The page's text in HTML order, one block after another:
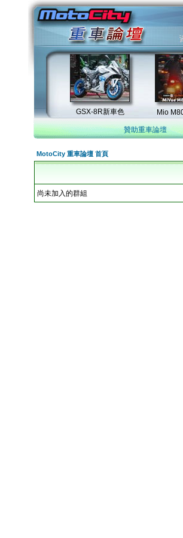
贊助重車論壇
MotoCity 重車論壇 首頁
尚未加入的群組